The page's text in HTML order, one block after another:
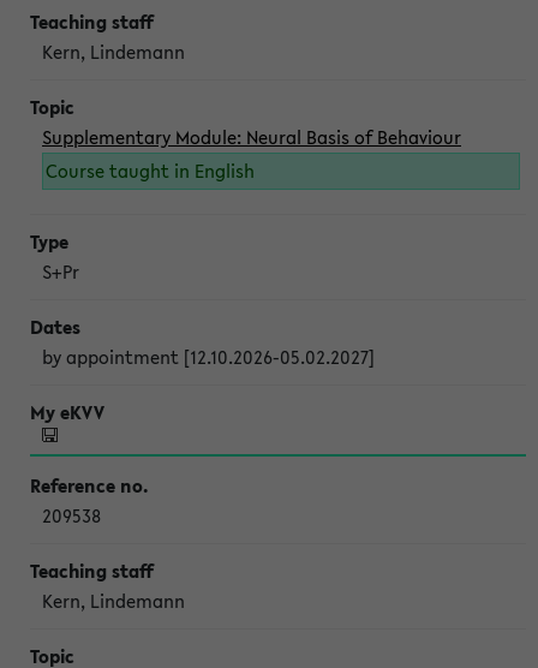
Kern, Lindemann
Supplementary Module: Neural Basis of Behaviour
Course taught in English
S+Pr
by appointment [12.10.2026-05.02.2027]
209538
Kern, Lindemann